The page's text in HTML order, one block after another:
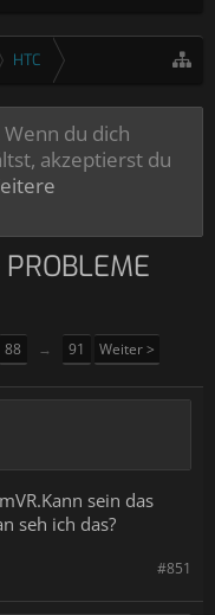
HTC
du dich
akzeptierst du
88 → 91 Weiter >
sein das
seh ich das?
#851